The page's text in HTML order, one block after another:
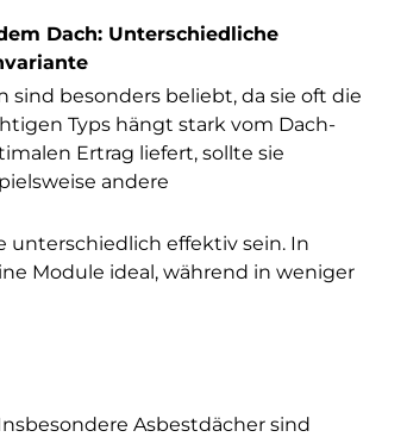
Dach: Unterschiedliche
sind besonders beliebt, da sie oft die
Typs hängt stark vom Dach-
Ertrag liefert, sollte sie
andere
unterschiedlich effektiv sein. In
Module ideal, während in weniger
Asbestdächer sind